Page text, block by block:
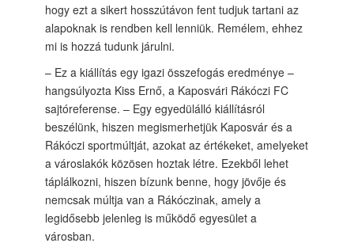
hogy ezt a sikert hosszútávon fent tudjuk tartani az
alapoknak is rendben kell lenniük. Remélem, ehhez
mi is hozzá tudunk járulni.
– Ez a kiállítás egy igazi összefogás eredménye –
hangsúlyozta Kiss Ernő, a Kaposvári Rákóczi FC
sajtóreferense. – Egy egyedülálló kiállításról
beszélünk, hiszen megismerhetjük Kaposvár és a
Rákóczi sportmúltját, azokat az értékeket, amelyeket
a városlakók közösen hoztak létre. Ezekből lehet
táplálkozni, hiszen bízunk benne, hogy jövője és
nemcsak múltja van a Rákóczinak, amely a
legidősebb jelenleg is működő egyesület a
városban.